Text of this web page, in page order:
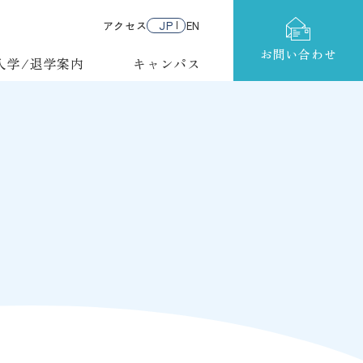
学/退学案内 キャンパス
アクセス JP EN
お問い合わせ